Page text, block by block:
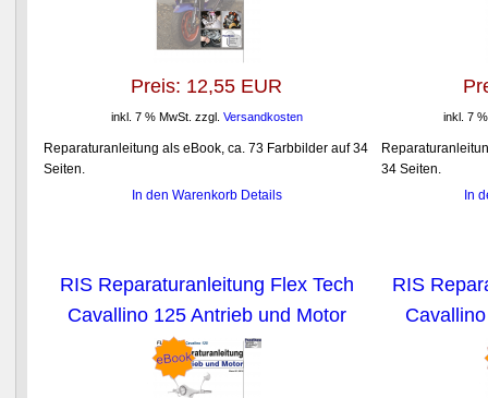
Preis: 12,55 EUR
inkl. 7 % MwSt. zzgl. Versandkosten
Reparaturanleitung als eBook, ca. 73 Farbbilder auf 34
Seiten.
In den Warenkorb Details
inkl. 7
34 Seiten.
In
RIS Reparaturanleitung Flex Tech
Cavallino 125 Antrieb und Motor
RIS